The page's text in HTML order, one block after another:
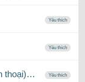
Yêu thích
Yêu thích
thoại)… Yêu thích